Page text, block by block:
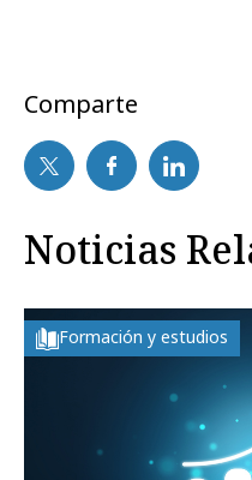
Comparte
Noticias
Formación y estudios